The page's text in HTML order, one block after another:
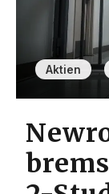
Aktien ,